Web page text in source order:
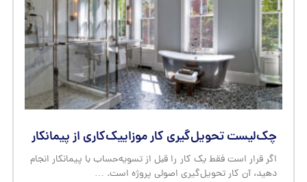
چک‌لیست تحویل‌گیری کار موزاییک‌کاری از پیمانکار
اگر قرار است فقط یک کار را قبل از تسویه‌حساب با پیمانکار انجام
دهید، آن کار تحویل‌گیری اصولی پروژه است. …